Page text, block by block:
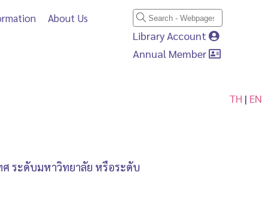
About Us
Library Account
Annual Member
TH | EN
ระดับมหาวิทยาลัย หรือระดับ